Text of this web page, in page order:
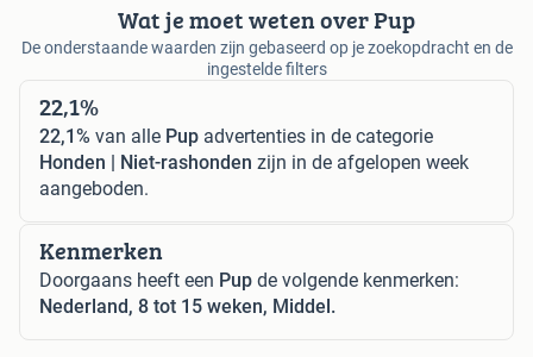
Wat je moet weten over Pup
De onderstaande waarden zijn gebaseerd op je zoekopdracht en de
ingestelde filters
22,1%
22,1% van alle Pup advertenties in de categorie
Honden | Niet-rashonden zijn in de afgelopen week
aangeboden.
Kenmerken
Doorgaans heeft een Pup de volgende kenmerken:
Nederland, 8 tot 15 weken, Middel.